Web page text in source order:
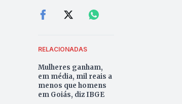
RELACIONADAS
Mulheres ganham,
em média, mil reais a
menos que homens
em Goiás, diz IBGE